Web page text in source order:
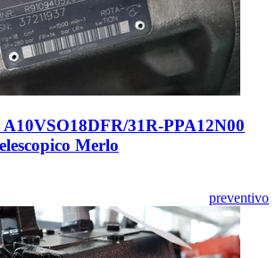
31R-PPA12N00
Merlo
preventivo